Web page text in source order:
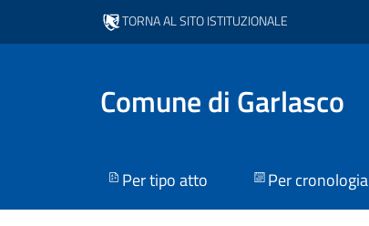
TORNA AL SITO ISTITUZIONALE
Comune di Garlasco
Per tipo atto Per cronologia